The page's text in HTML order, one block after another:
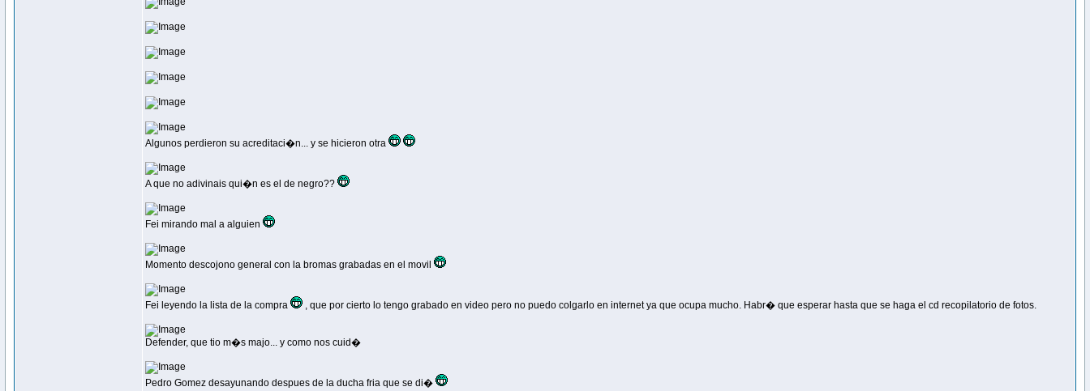
Algunos perdieron su acreditaci�n... y se hicieron otra
A que no adivinais qui�n es el de negro??
Fei mirando mal a alguien
Momento descojono general con la bromas grabadas en el movil
Fei leyendo la lista de la compra , que por cierto lo tengo grabado en video pero no puedo colgarlo en internet ya que ocupa mucho. Habr� que esperar hasta que se haga el cd recopilatorio de fotos.
Defender, que tio m�s majo... y como nos cuid�
Pedro Gomez desayunando despues de la ducha fria que se di�